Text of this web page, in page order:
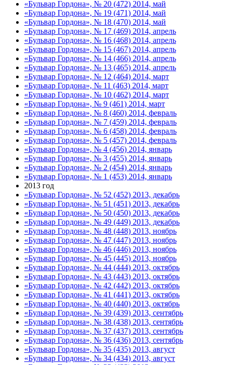
«Бульвар Гордона», № 20 (472) 2014, май
«Бульвар Гордона», № 19 (471) 2014, май
«Бульвар Гордона», № 18 (470) 2014, май
«Бульвар Гордона», № 17 (469) 2014, апрель
«Бульвар Гордона», № 16 (468) 2014, апрель
«Бульвар Гордона», № 15 (467) 2014, апрель
«Бульвар Гордона», № 14 (466) 2014, апрель
«Бульвар Гордона», № 13 (465) 2014, апрель
«Бульвар Гордона», № 12 (464) 2014, март
«Бульвар Гордона», № 11 (463) 2014, март
«Бульвар Гордона», № 10 (462) 2014, март
«Бульвар Гордона», № 9 (461) 2014, март
«Бульвар Гордона», № 8 (460) 2014, февраль
«Бульвар Гордона», № 7 (459) 2014, февраль
«Бульвар Гордона», № 6 (458) 2014, февраль
«Бульвар Гордона», № 5 (457) 2014, февраль
«Бульвар Гордона», № 4 (456) 2014, январь
«Бульвар Гордона», № 3 (455) 2014, январь
«Бульвар Гордона», № 2 (454) 2014, январь
«Бульвар Гордона», № 1 (453) 2014, январь
2013 год
«Бульвар Гордона», № 52 (452) 2013, декабрь
«Бульвар Гордона», № 51 (451) 2013, декабрь
«Бульвар Гордона», № 50 (450) 2013, декабрь
«Бульвар Гордона», № 49 (449) 2013, декабрь
«Бульвар Гордона», № 48 (448) 2013, ноябрь
«Бульвар Гордона», № 47 (447) 2013, ноябрь
«Бульвар Гордона», № 46 (446) 2013, ноябрь
«Бульвар Гордона», № 45 (445) 2013, ноябрь
«Бульвар Гордона», № 44 (444) 2013, октябрь
«Бульвар Гордона», № 43 (443) 2013, октябрь
«Бульвар Гордона», № 42 (442) 2013, октябрь
«Бульвар Гордона», № 41 (441) 2013, октябрь
«Бульвар Гордона», № 40 (440) 2013, октябрь
«Бульвар Гордона», № 39 (439) 2013, сентябрь
«Бульвар Гордона», № 38 (438) 2013, сентябрь
«Бульвар Гордона», № 37 (437) 2013, сентябрь
«Бульвар Гордона», № 36 (436) 2013, сентябрь
«Бульвар Гордона», № 35 (435) 2013, август
«Бульвар Гордона», № 34 (434) 2013, август